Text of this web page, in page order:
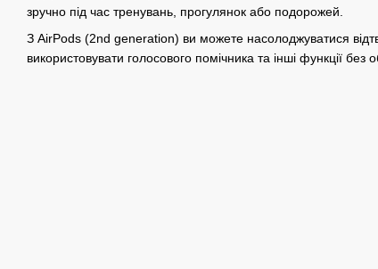
зручно під час тренувань, прогулянок або подорожей.
З AirPods (2nd generation) ви можете насолоджуватися
використовувати голосового помічника та інші функції без